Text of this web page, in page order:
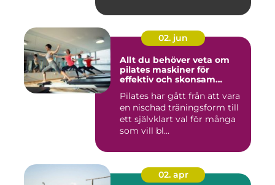
02. jun
Allt du behöver veta om
pilates maskiner för
effektiv och skonsam
Pilates har gått från att vara
en nischad träningsform till
ett självklart val för många
som vill bl...
02. apr